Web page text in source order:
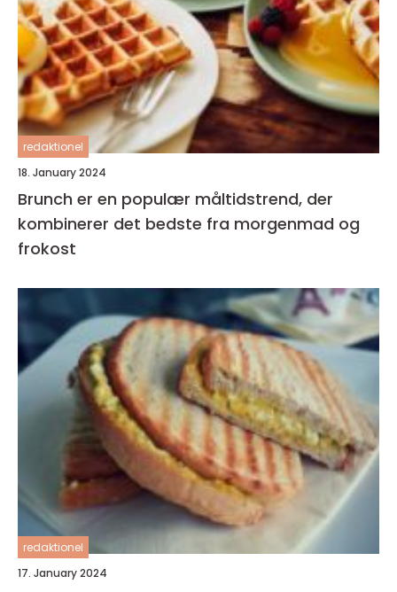
redaktionel
18. January 2024
Brunch er en populær måltidstrend, der
kombinerer det bedste fra morgenmad og
frokost
redaktionel
17. January 2024